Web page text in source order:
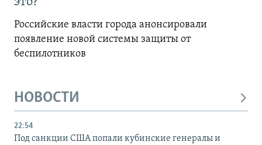
Российские власти города анонсировали
появление новой системы защиты от
беспилотников
НОВОСТИ
22:54
Под санкции США попали кубинские генералы и